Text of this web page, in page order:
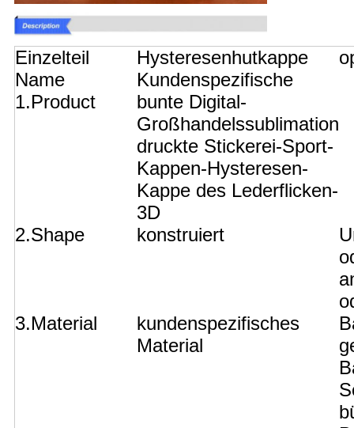
Einzelteil Hysteresenhutkappe
Name
1.Product
Kundenspezifische
bunte Digital-
Großhandelssublimation
druckte Stickerei-Sport-
Kappen-Hysteresen-
Kappe des Lederflicken-
3D
2.Shape
konstruiert
3.Material
kundenspezifisches
Material